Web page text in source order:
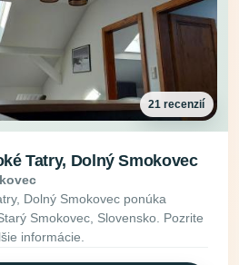
21 recenzií
Tatry, Dolný Smokovec
Dolný Smokovec ponúka
Smokovec, Slovensko. Pozrite
informácie.